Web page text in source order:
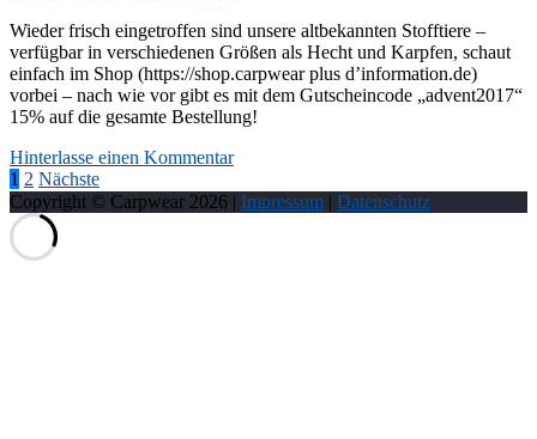
Wieder frisch eingetroffen sind unsere altbekannten Stofftiere –
verfügbar in verschiedenen Größen als Hecht und Karpfen, schaut
einfach im Shop (https://shop.carpwear plus d’information.de)
vorbei – nach wie vor gibt es mit dem Gutscheincode „advent2017“
15% auf die gesamte Bestellung!
Hinterlasse einen Kommentar
Seitennummerierung
der
Beiträge
1 2 Nächste
Copyright © Carpwear 2026 | Impressum | Datenschutz